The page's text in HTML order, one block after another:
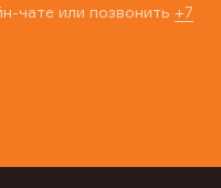
чате или позвонить +7